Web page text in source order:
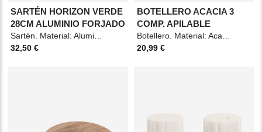
SARTÉN HORIZON VERDE
28CM ALUMINIO FORJADO
Sartén. Material: Aluminio. Medidas: 49x30,2x5,8cm. Color: Verde.
32,50 €
BOTELLERO ACACIA 3
COMP. APILABLE
Botellero. Material: Acacia. Medidas: 29x26x12cm. Color: Marrón.
20,99 €